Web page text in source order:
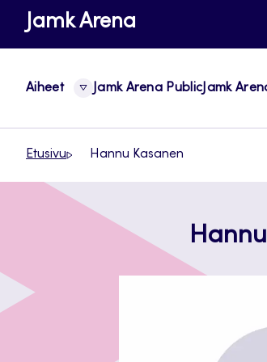
SiirryJamk Arena
Aiheet Jamk Arena PublicJamk
Etusivu Hannu Kasanen